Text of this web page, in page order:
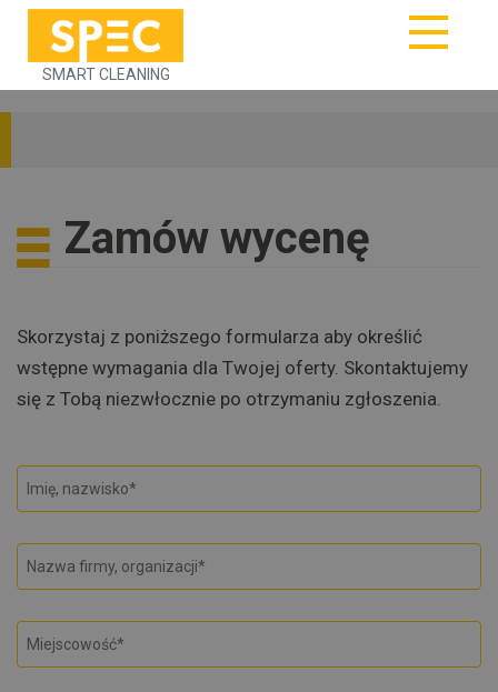
SMART CLEANING
Zamów wycenę
Skorzystaj z poniższego formularza aby określić
wstępne wymagania dla Twojej oferty. Skontaktujemy
się z Tobą niezwłocznie po otrzymaniu zgłoszenia.